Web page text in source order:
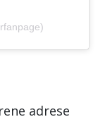
adrese